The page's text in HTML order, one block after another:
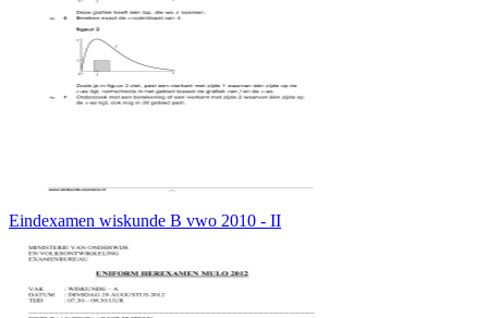
Eindexamen wiskunde B vwo 2010 - II